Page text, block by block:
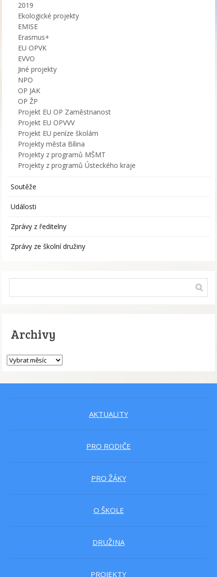
2019
Ekologické projekty
EMISE
Erasmus+
EU OPVK
EVVO
Jiné projekty
NPO
OP JAK
OP ŽP
Projekt EU OP Zaměstnanost
Projekt EU OPVVV
Projekt EU peníze školám
Projekty města Bílina
Projekty z programů MŠMT
Projekty z programů Ústeckého kraje
Soutěže
Události
Zprávy z ředitelny
Zprávy ze školní družiny
Archivy
AKTUALITY
PRO RODIČE
PRO ŽÁKY
O ŠKOLE
DRUŽINA
PROJEKTY